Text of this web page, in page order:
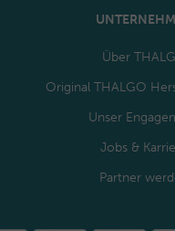
Über
Original THALGO
Unser
Jobs &
Partner